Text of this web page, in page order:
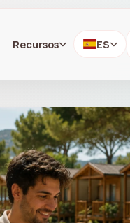
Recursos ES